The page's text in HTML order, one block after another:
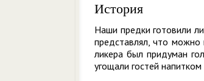
История
Наши предки готовили
представлял, что можно
ликера был придуман
угощали гостей